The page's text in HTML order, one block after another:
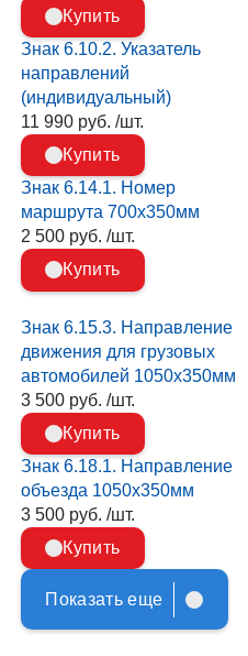
Купить
Знак 6.10.2. Указатель
направлений
(индивидуальный)
11 990 руб. /шт.
Купить
Знак 6.14.1. Номер
маршрута 700х350мм
2 500 руб. /шт.
Купить
Знак 6.15.3. Направление
движения для грузовых
автомобилей 1050х350мм
3 500 руб. /шт.
Купить
Знак 6.18.1. Направление
объезда 1050х350мм
3 500 руб. /шт.
Купить
Показать еще